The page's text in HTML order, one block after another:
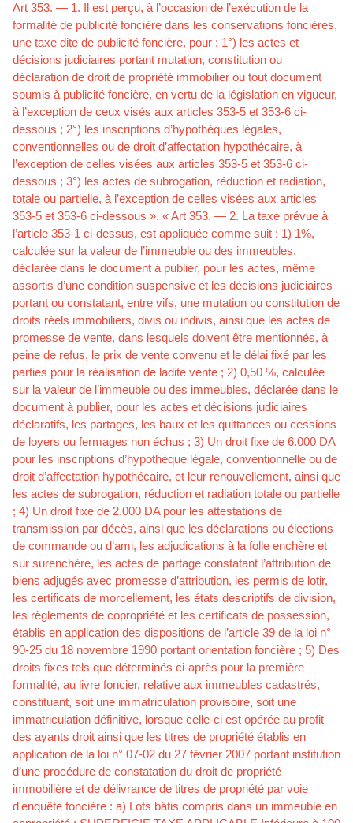
Art 353. — 1. Il est perçu, à l’occasion de l’exécution de la
formalité de publicité foncière dans les conservations foncières,
une taxe dite de publicité foncière, pour : 1°) les actes et
décisions judiciaires portant mutation, constitution ou
déclaration de droit de propriété immobilier ou tout document
soumis à publicité foncière, en vertu de la législation en vigueur,
à l’exception de ceux visés aux articles 353-5 et 353-6 ci-
dessous ; 2°) les inscriptions d’hypothèques légales,
conventionnelles ou de droit d’affectation hypothécaire, à
l’exception de celles visées aux articles 353-5 et 353-6 ci-
dessous ; 3°) les actes de subrogation, réduction et radiation,
totale ou partielle, à l’exception de celles visées aux articles
353-5 et 353-6 ci-dessous ». « Art 353. — 2. La taxe prévue à
l’article 353-1 ci-dessus, est appliquée comme suit : 1) 1%,
calculée sur la valeur de l’immeuble ou des immeubles,
déclarée dans le document à publier, pour les actes, même
assortis d’une condition suspensive et les décisions judiciaires
portant ou constatant, entre vifs, une mutation ou constitution de
droits réels immobiliers, divis ou indivis, ainsi que les actes de
promesse de vente, dans lesquels doivent être mentionnés, à
peine de refus, le prix de vente convenu et le délai fixé par les
parties pour la réalisation de ladite vente ; 2) 0,50 %, calculée
sur la valeur de l’immeuble ou des immeubles, déclarée dans le
document à publier, pour les actes et décisions judiciaires
déclaratifs, les partages, les baux et les quittances ou cessions
de loyers ou fermages non échus ; 3) Un droit fixe de 6.000 DA
pour les inscriptions d’hypothèque légale, conventionnelle ou de
droit d’affectation hypothécaire, et leur renouvellement, ainsi que
les actes de subrogation, réduction et radiation totale ou partielle
; 4) Un droit fixe de 2.000 DA pour les attestations de
transmission par décès, ainsi que les déclarations ou élections
de commande ou d’ami, les adjudications à la folle enchère et
sur surenchère, les actes de partage constatant l’attribution de
biens adjugés avec promesse d’attribution, les permis de lotir,
les certificats de morcellement, les états descriptifs de division,
les règlements de copropriété et les certificats de possession,
établis en application des dispositions de l’article 39 de la loi n°
90-25 du 18 novembre 1990 portant orientation foncière ; 5) Des
droits fixes tels que déterminés ci-après pour la première
formalité, au livre foncier, relative aux immeubles cadastrés,
constituant, soit une immatriculation provisoire, soit une
immatriculation définitive, lorsque celle-ci est opérée au profit
des ayants droit ainsi que les titres de propriété établis en
application de la loi n° 07-02 du 27 février 2007 portant institution
d’une procédure de constatation du droit de propriété
immobilière et de délivrance de titres de propriété par voie
d'enquête foncière : a) Lots bâtis compris dans un immeuble en